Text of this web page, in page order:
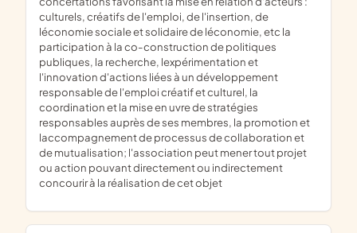
culturels, créatifs de l'emploi, de l'insertion, de
léconomie sociale et solidaire de léconomie, etc la
participation à la co-construction de politiques
publiques, la recherche, lexpérimentation et
l'innovation d'actions liées à un développement
responsable de l'emploi créatif et culturel, la
coordination et la mise en uvre de stratégies
responsables auprès de ses membres, la promotion et
laccompagnement de processus de collaboration et
de mutualisation; l'association peut mener tout projet
ou action pouvant directement ou indirectement
concourir à la réalisation de cet objet